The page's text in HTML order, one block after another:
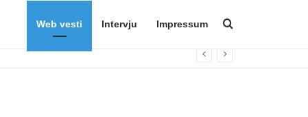
Web vesti Intervju Impressum